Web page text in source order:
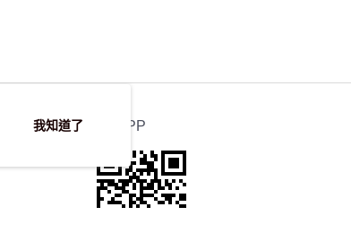
官方APP
我知道了